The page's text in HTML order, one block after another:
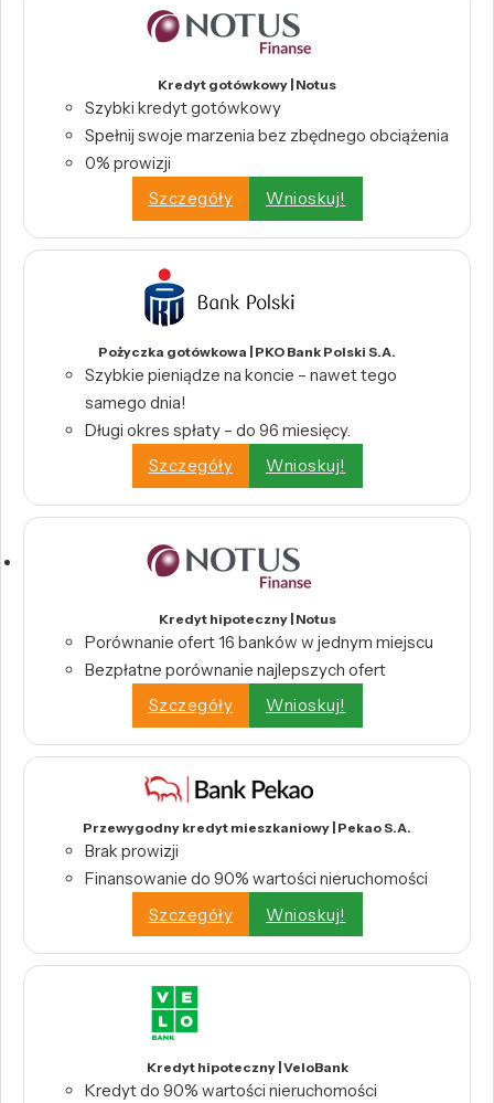
Kredyt gotówkowy | Notus
Szybki kredyt gotówkowy
Spełnij swoje marzenia bez zbędnego obciążenia
0% prowizji
Szczegóły
Wnioskuj!
Pożyczka gotówkowa | PKO Bank Polski S.A.
Szybkie pieniądze na koncie – nawet tego
samego dnia!
Długi okres spłaty – do 96 miesięcy.
Szczegóły
Wnioskuj!
Kredyt hipoteczny | Notus
Porównanie ofert 16 banków w jednym miejscu
Bezpłatne porównanie najlepszych ofert
Szczegóły
Wnioskuj!
Przewygodny kredyt mieszkaniowy | Pekao S.A.
Brak prowizji
Finansowanie do 90% wartości nieruchomości
Szczegóły
Wnioskuj!
Kredyt hipoteczny | VeloBank
Kredyt do 90% wartości nieruchomości